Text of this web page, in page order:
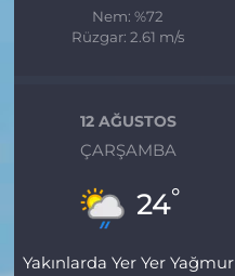
Nem: %72
Rüzgar: 2.61 m/s
12 AĞUSTOS
ÇARŞAMBA
24°
Yakınlarda Yer Yer Yağmur